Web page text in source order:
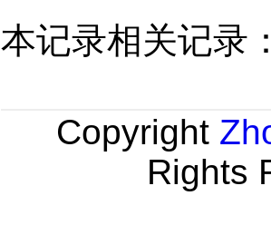
本记录相关记录
Copyright
Rights